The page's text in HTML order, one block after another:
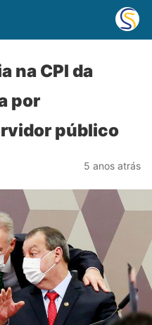
na CPI da
por
público
5 anos atrás